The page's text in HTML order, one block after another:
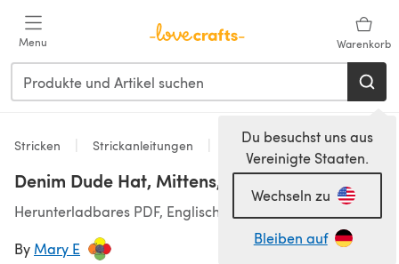
Menu Warenkorb
Du besuchst uns aus
Vereinigte Staaten.
Wechseln zu
Bleiben auf
Stricken Strickanleitungen Accessoires
Denim Dude Hat, Mittens,Bootie set
Herunterladbares PDF, Englisch
By Mary E